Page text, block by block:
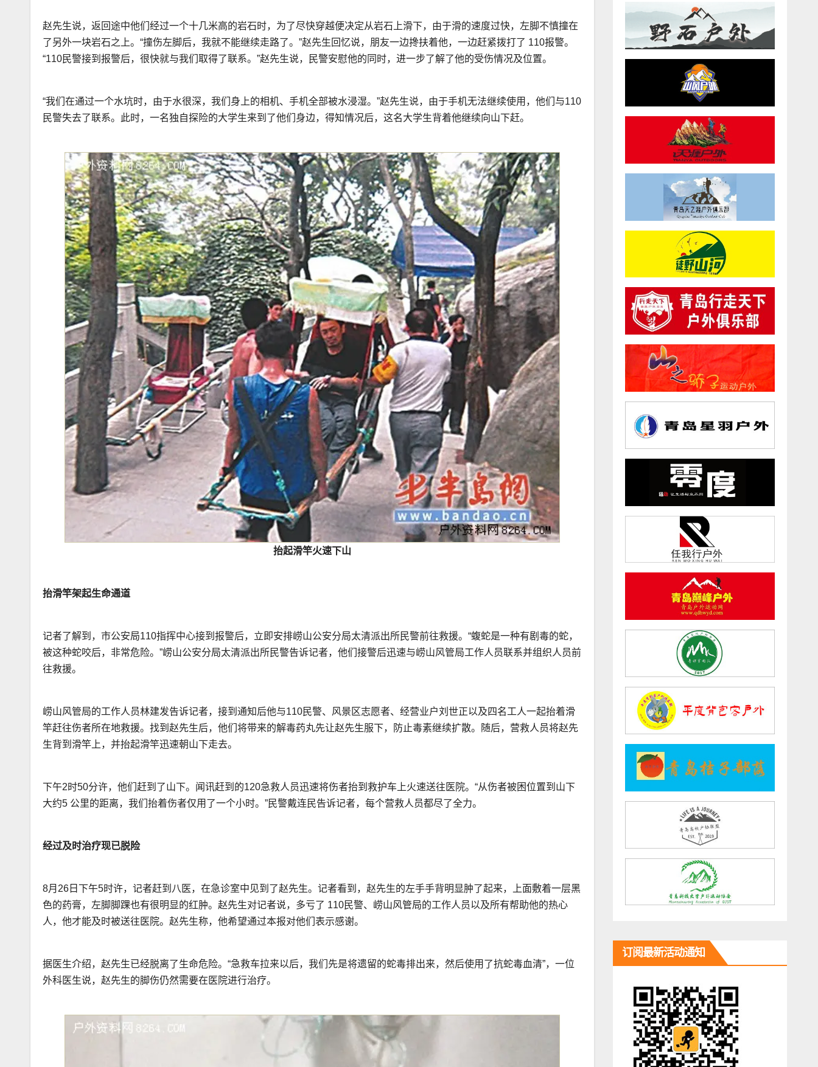
赵先生说，返回途中他们经过一个十几米高的岩石时，为了尽快穿越便决定从岩石上滑下，由于滑的速度过快，左脚不慎撞在
了另外一块岩石之上。“撞伤左脚后，我就不能继续走路了。”赵先生回忆说，朋友一边搀扶着他，一边赶紧拨打了 110报警。
“110民警接到报警后，很快就与我们取得了联系。”赵先生说，民警安慰他的同时，进一步了解了他的受伤情况及位置。
“我们在通过一个水坑时，由于水很深，我们身上的相机、手机全部被水浸湿。”赵先生说，由于手机无法继续使用，他们与110
民警失去了联系。此时，一名独自探险的大学生来到了他们身边，得知情况后，这名大学生背着他继续向山下赶。
抬起滑竿火速下山
抬滑竿架起生命通道
记者了解到，市公安局110指挥中心接到报警后，立即安排崂山公安分局太清派出所民警前往救援。“蝮蛇是一种有剧毒的蛇，
被这种蛇咬后，非常危险。”崂山公安分局太清派出所民警告诉记者，他们接警后迅速与崂山风管局工作人员联系并组织人员前
往救援。
崂山风管局的工作人员林建发告诉记者，接到通知后他与110民警、风景区志愿者、经营业户刘世正以及四名工人一起抬着滑
竿赶往伤者所在地救援。找到赵先生后，他们将带来的解毒药丸先让赵先生服下，防止毒素继续扩散。随后，营救人员将赵先
生背到滑竿上，并抬起滑竿迅速朝山下走去。
下午2时50分许，他们赶到了山下。闻讯赶到的120急救人员迅速将伤者抬到救护车上火速送往医院。“从伤者被困位置到山下
大约5 公里的距离，我们抬着伤者仅用了一个小时。”民警戴连民告诉记者，每个营救人员都尽了全力。
经过及时治疗现已脱险
8月26日下午5时许，记者赶到八医，在急诊室中见到了赵先生。记者看到，赵先生的左手手背明显肿了起来，上面敷着一层黑
色的药膏，左脚脚踝也有很明显的红肿。赵先生对记者说，多亏了 110民警、崂山风管局的工作人员以及所有帮助他的热心
人，他才能及时被送往医院。赵先生称，他希望通过本报对他们表示感谢。
据医生介绍，赵先生已经脱离了生命危险。“急救车拉来以后，我们先是将遗留的蛇毒排出来，然后使用了抗蛇毒血清”，一位
外科医生说，赵先生的脚伤仍然需要在医院进行治疗。
订阅最新活动通知